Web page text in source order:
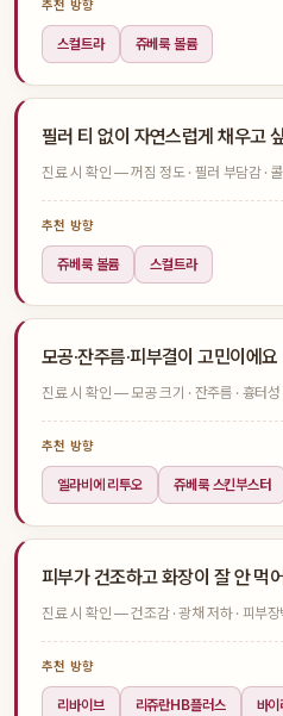
추천 방향
스컬트라 쥬베룩 볼륨
필러 티 없이 자연스럽게 채우고
진료 시 확인 — 꺼짐 정도 · 필러 부담감 ·
추천 방향
쥬베룩 볼륨 스컬트라
모공·잔주름·피부결이 고민이에요
진료 시 확인 — 모공 크기 · 잔주름 · 흉터
추천 방향
엘라비에 리투오 쥬베룩 스킨부스터
피부가 건조하고 화장이 잘 안 먹
진료 시 확인 — 건조감 · 광채 저하 · 피부장
추천 방향
리바이브 리쥬란HB플러스 바이